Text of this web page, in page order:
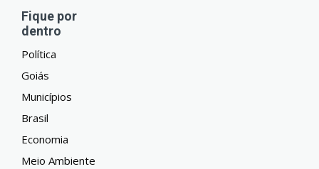
Fique por
dentro
Política
Goiás
Municípios
Brasil
Economia
Meio Ambiente